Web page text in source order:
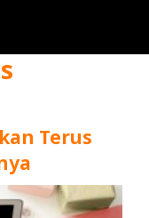
Terus